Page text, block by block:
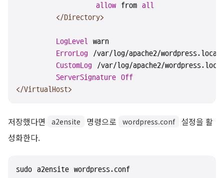
allow from all
</Directory>
LogLevel warn
ErrorLog /var/log/apache2/
CustomLog /var/log/apache2/
ServerSignature Off
</VirtualHost>
저장했다면 a2ensite 명령으로 wordpress.conf
설정을 활
성화한다.
sudo a2ensite wordpress.conf